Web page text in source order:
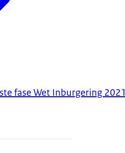
fase Wet Inburgering 2021